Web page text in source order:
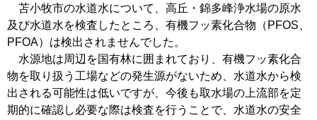
苫小牧市の水道水について、高丘・錦多峰浄水場の原水
及び水道水を検査したところ、有機フッ素化合物（PFOS、
PFOA）は検出されませんでした。
水源地は周辺を国有林に囲まれており、有機フッ素化合
物を取り扱う工場などの発生源がないため、水道水から検
出される可能性は低いですが、今後も取水場の上流部を定
期的に確認し必要な際は検査を行うことで、水道水の安全